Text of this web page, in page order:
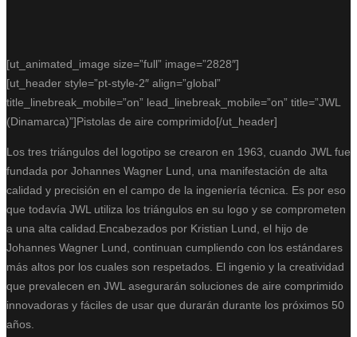
[ut_animated_image size=”full” image=”2828″]
[ut_header style=”pt-style-2″ align=”global”
title_linebreak_mobile=”on” lead_linebreak_mobile=”on” title=”JWL
(Dinamarca)”]Pistolas de aire comprimido[/ut_header]
Los tres triángulos del logotipo se crearon en 1963, cuando JWL fue
fundada por Johannes Wagner Lund, una manifestación de alta
calidad y precisión en el campo de la ingeniería técnica. Es por eso
que todavía JWL utiliza los triángulos en su logo y se comprometen
a una alta calidad.Encabezados por Kristian Lund, el hijo de
Johannes Wagner Lund, continuan cumpliendo con los estándares
más altos por los cuales son respetados. El ingenio y la creatividad
que prevalecen en JWL asegurarán soluciones de aire comprimido
innovadoras y fáciles de usar que durarán durante los próximos 50
años.